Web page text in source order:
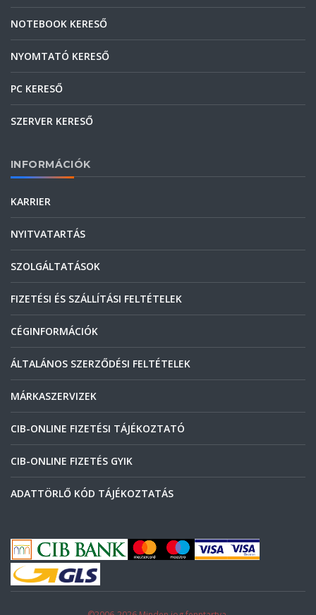
NOTEBOOK KERESŐ
NYOMTATÓ KERESŐ
PC KERESŐ
SZERVER KERESŐ
INFORMÁCIÓK
KARRIER
NYITVATARTÁS
SZOLGÁLTATÁSOK
FIZETÉSI ÉS SZÁLLÍTÁSI FELTÉTELEK
CÉGINFORMÁCIÓK
ÁLTALÁNOS SZERZŐDÉSI FELTÉTELEK
MÁRKASZERVIZEK
CIB-ONLINE FIZETÉSI TÁJÉKOZTATÓ
CIB-ONLINE FIZETÉS GYIK
ADATTÖRLŐ KÓD TÁJÉKOZTATÁS